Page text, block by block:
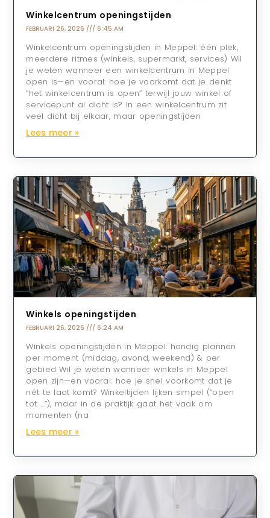
Winkelcentrum openingstijden
FEBRUARI 26, 2026 6:45 AM
Winkelcentrum openingstijden in Meppel: één plek,
meerdere ritmes (winkels, supermarkt, services) Wil
je weten wanneer een winkelcentrum in Meppel
open is—en vooral: hoe je voorkomt dat je denkt
“het winkelcentrum is open” terwijl jouw winkel of
servicepunt al dicht is? In een winkelcentrum zit
veel dicht bij elkaar, maar openingstijden
Lees meer »
Winkels openingstijden
FEBRUARI 26, 2026 6:24 AM
Winkels openingstijden in Meppel: handig plannen
per moment (middag, avond, weekend) & per
gebied Wil je weten wanneer winkels in Meppel
open zijn—en vooral: hoe je snel voorkomt dat je
nét te laat komt? Winkeltijden lijken simpel (“open
tot …”), maar in de praktijk gaat het vaak om
momenten (na
Lees meer »